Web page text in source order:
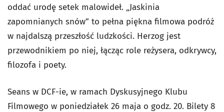
oddać urodę setek malowideł. „Jaskinia
zapomnianych snów” to pełna piękna filmowa podróż
w najdalszą przeszłość ludzkości. Herzog jest
przewodnikiem po niej, łącząc role reżysera, odkrywcy,
filozofa i poety.
Seans w DCF-ie, w ramach Dyskusyjnego Klubu
Filmowego w poniedziałek 26 maja o godz. 20. Bilety 8